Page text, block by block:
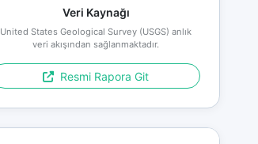
Veri Kaynağı
United States Geological Survey (USGS) anlık
veri akışından sağlanmaktadır.
Resmi Rapora Git